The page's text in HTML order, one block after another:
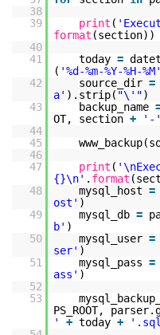
38
39
print (
format (section))
40
41
today =
( '%d-%m-%Y-%H-%M'
42
source_dir =
a' ).strip( "\'")
43
backup_name
OT, section + '-'
44
45
46
47
print (
{}\n' . format
48
mysql_host =
ost' )
49
mysql_db =
b' )
50
mysql_user =
ser' )
51
mysql_pass =
ass' )
52
53
PS_ROOT,
'
+ today +